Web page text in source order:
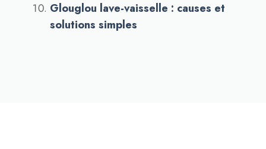
Glouglou lave-vaisselle : causes et
solutions simples